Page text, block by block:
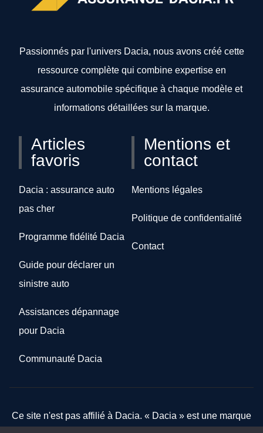
Passionnés par l'univers Dacia, nous avons créé cette
ressource complète qui combine expertise en
assurance automobile spécifique à chaque modèle et
informations détaillées sur la marque.
Articles
favoris
Dacia : assurance auto
pas cher
Programme fidélité Dacia
Guide pour déclarer un
sinistre auto
Assistances dépannage
pour Dacia
Communauté Dacia
Mentions et
contact
Mentions légales
Politique de confidentialité
Contact
Ce site n'est pas affilié à Dacia. « Dacia » est une marque